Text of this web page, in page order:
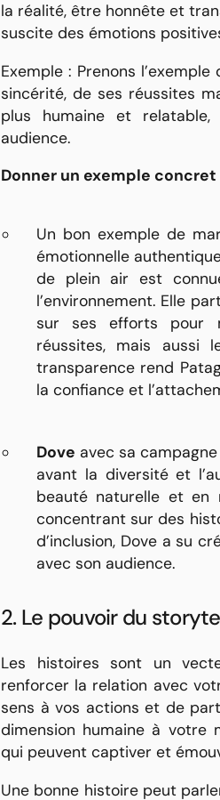
la réalité, être honnête et
suscite des émotions
Exemple : Prenons
sincérité, de ses réussites
plus humaine et
audience.
Donner un exemple concret
Un bon exemple de
émotionnelle
de plein air est
l’environnement. Elle
sur ses efforts pour
réussites, mais aussi
transparence rend
la confiance et
Dove avec sa
avant la diversité et
beauté naturelle et en
concentrant sur des
d’inclusion, Dove a su
avec son audience.
2. Le pouvoir du
Les histoires sont un
renforcer la relation avec
sens à vos actions et de
dimension humaine à votre
qui peuvent captiver et
Une bonne histoire peut